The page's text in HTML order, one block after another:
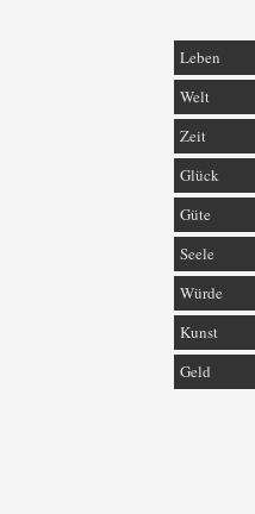
Leben
Welt
Zeit
Glück
Güte
Seele
Würde
Kunst
Geld